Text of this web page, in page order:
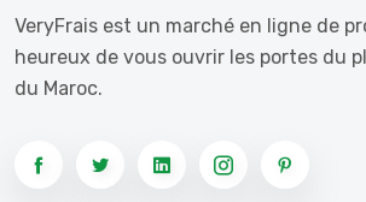
VeryFrais est un marché en ligne de
heureux de vous ouvrir les portes du
du Maroc.